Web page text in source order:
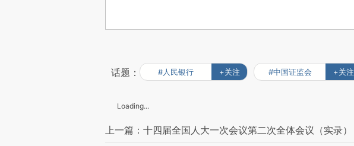
话题： #人民银行 +关注 #中国证监会 +关注
Loading...
上一篇：十四届全国人大一次会议第二次全体会议（实录）